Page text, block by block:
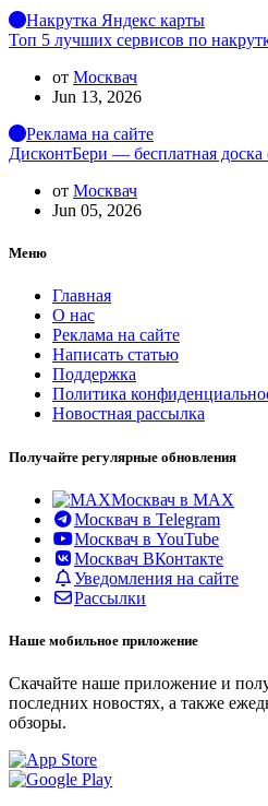
Накрутка Яндекс карты
Топ 5 лучших сервисов по
от Москвач
Jun 13, 2026
Реклама на сайте
ДисконтБери — бесплатная доска
от Москвач
Jun 05, 2026
Меню
Главная
О нас
Реклама на сайте
Написать статью
Поддержка
Политика
Новостная рассылка
Получайте регулярные обновления
Москвач в MAX
Москвач в Telegram
Москвач в YouTube
Москвач ВКонтакте
Уведомления на сайте
Рассылки
Наше мобильное приложение
Скачайте наше приложение и
последних новостях, а также
обзоры.